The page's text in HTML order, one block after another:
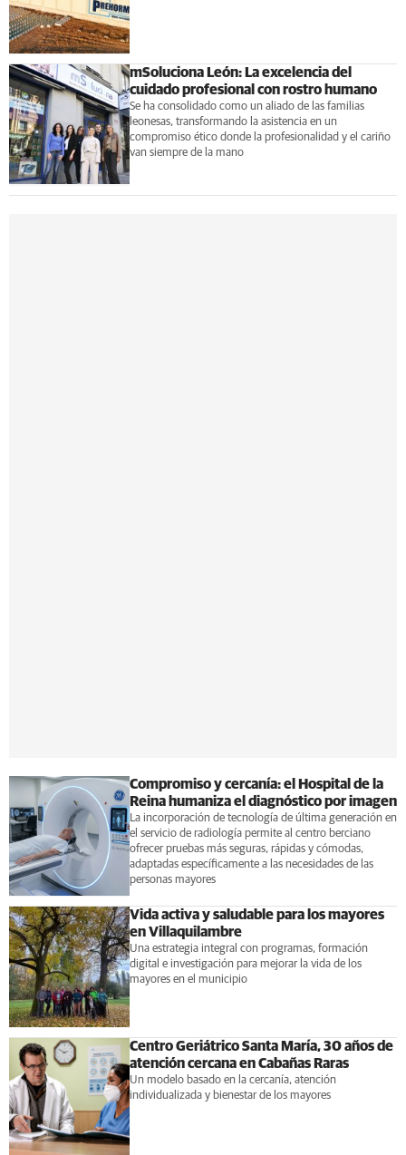
mSoluciona León: La excelencia del
cuidado profesional con rostro humano
Se ha consolidado como un aliado de las familias
leonesas, transformando la asistencia en un
compromiso ético donde la profesionalidad y el cariño
van siempre de la mano
Compromiso y cercanía: el Hospital de la
Reina humaniza el diagnóstico por imagen
La incorporación de tecnología de última generación en
el servicio de radiología permite al centro berciano
ofrecer pruebas más seguras, rápidas y cómodas,
adaptadas específicamente a las necesidades de las
personas mayores
Vida activa y saludable para los mayores
en Villaquilambre
Una estrategia integral con programas, formación
digital e investigación para mejorar la vida de los
mayores en el municipio
Centro Geriátrico Santa María, 30 años de
atención cercana en Cabañas Raras
Un modelo basado en la cercanía, atención
individualizada y bienestar de los mayores